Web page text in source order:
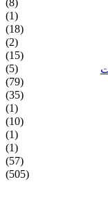
(8)
(1)
(18)
(2)
(15)
(5)
(79)
(35)
(1)
(10)
(1)
(1)
(57)
(505)